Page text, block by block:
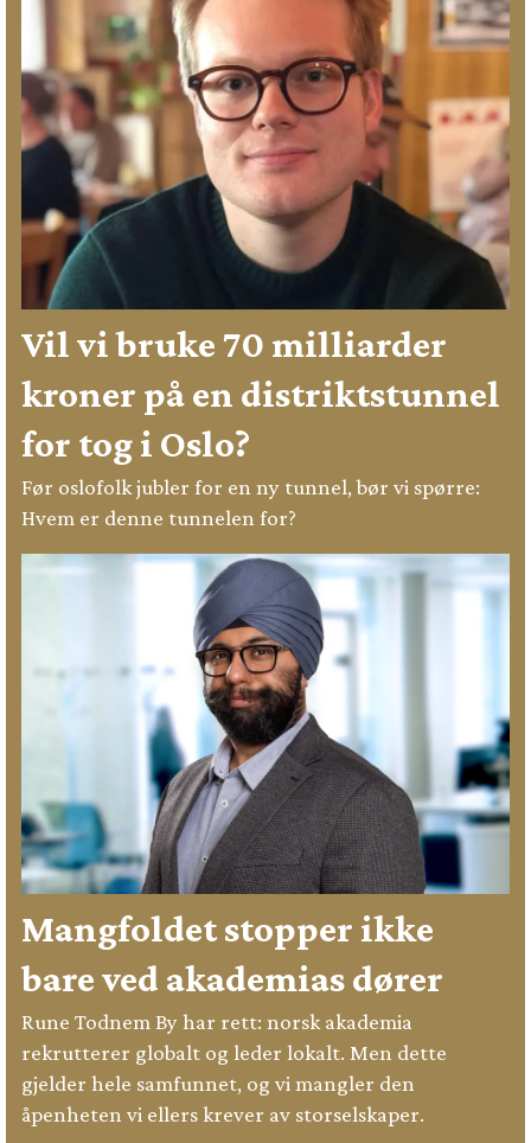
Vil vi bruke 70 milliarder
kroner på en distriktstunnel
for tog i Oslo?
Før oslofolk jubler for en ny tunnel, bør vi spørre:
Hvem er denne tunnelen for?
Mangfoldet stopper ikke
bare ved akademias dører
Rune Todnem By har rett: norsk akademia
rekrutterer globalt og leder lokalt. Men dette
gjelder hele samfunnet, og vi mangler den
åpenheten vi ellers krever av storselskaper.